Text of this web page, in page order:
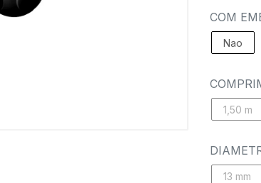
COM
Nao
1,50 m
13 mm